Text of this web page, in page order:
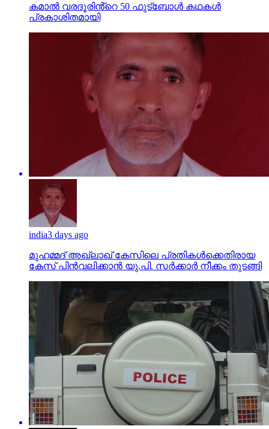
കമാൽ വരദൂരിൻ്റെ 50 ഫുട്ബോൾ കഥകൾ
പ്രകാശിതമായി
india3 days ago
മുഹമ്മദ് അഖ്‌ലാഖ് കേസിലെ പ്രതികള്‍ക്കെതിരായ
കേസ് പിന്‍വലിക്കാന്‍ യു.പി. സര്‍ക്കാര്‍ നീക്കം തുടങ്ങി